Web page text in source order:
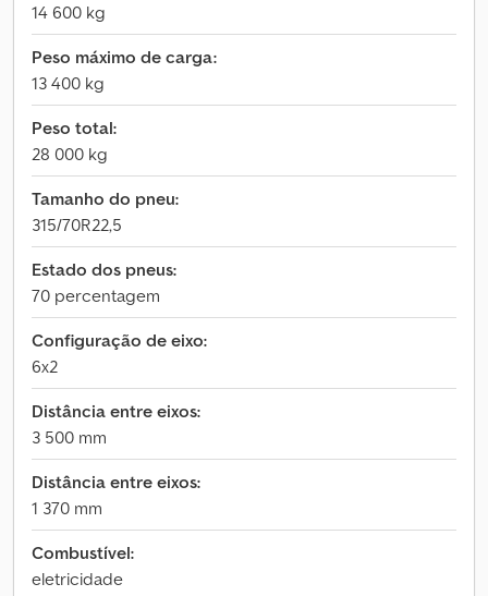
14 600 kg
Peso máximo de carga:
13 400 kg
Peso total:
28 000 kg
Tamanho do pneu:
315/70R22,5
Estado dos pneus:
70 percentagem
Configuração de eixo:
6x2
Distância entre eixos:
3 500 mm
Distância entre eixos:
1 370 mm
Combustível:
eletricidade